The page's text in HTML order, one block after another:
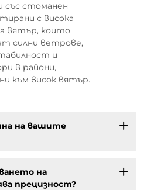
стоманен
с висока
вятър, които
силни ветрове,
и
в райони,
към висок вятър.
на вашите
на
прецизност?